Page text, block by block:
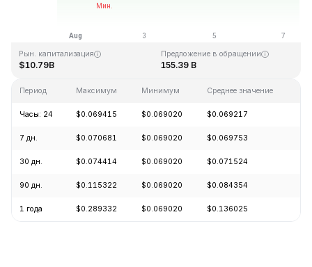
Последнее обновление: 10:52 GMT+0 2026-08-07
Рын. капитализация
$10.79B
Предложение в обращении
155.39 B
Период Максимум Минимум Среднее значение
Часы: 24 $0.069415 $0.069020 $0.069217
7 дн. $0.070681 $0.069020 $0.069753
30 дн. $0.074414 $0.069020 $0.071524
90 дн. $0.115322 $0.069020 $0.084354
1 года $0.289332 $0.069020 $0.136025